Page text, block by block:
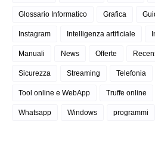
Glossario Informatico Grafica
Instagram Intelligenza artificiale
Manuali News Offerte
Sicurezza Streaming Telefonia
Tool online e WebApp Truffe online
Whatsapp Windows programmi